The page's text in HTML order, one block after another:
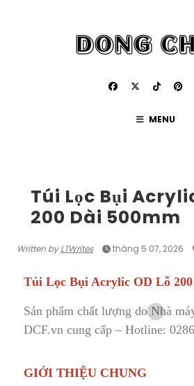
MENU
Túi Lọc Bụi
200 Dài 500mm
Written byLTWrites tháng 5 07, 2026
Túi Lọc Bụi Acrylic OD Lỗ
Sản phẩm chất lượng do Nhà
DCF.vn cung cấp – Hotline:
GIỚI THIỆU CHUNG